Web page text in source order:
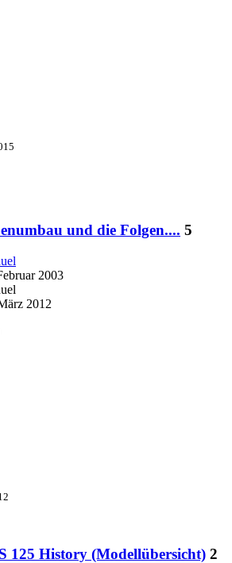
und die Folgen.... 5
2003
2012
125 History (Modellübersicht) 2